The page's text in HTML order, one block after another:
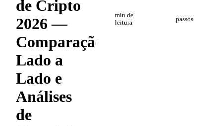
de Cripto
2026 —
Comparação
Lado a
Lado e
Análises
de
min de
leitura
passos